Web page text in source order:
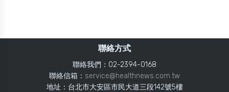
聯絡方式
聯絡我們：02-2394-0168
聯絡信箱： service@healthnews.com.tw
地址：台北市大安區市民大道三段142號5樓